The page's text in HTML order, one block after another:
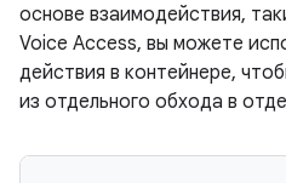
основе взаимодействия,
Voice Access, вы можете
действия в контейнере,
из отдельного обхода в